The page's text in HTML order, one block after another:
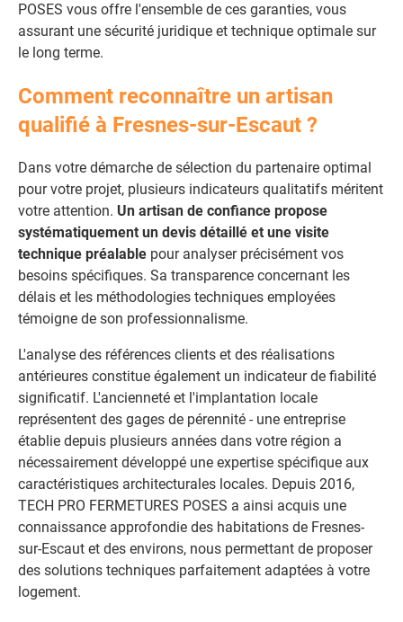
POSES vous offre l'ensemble de ces garanties, vous
assurant une sécurité juridique et technique optimale sur
le long terme.
Comment reconnaître un artisan
qualifié à Fresnes-sur-Escaut ?
Dans votre démarche de sélection du partenaire optimal
pour votre projet, plusieurs indicateurs qualitatifs méritent
votre attention. Un artisan de confiance propose
systématiquement un devis détaillé et une visite
technique préalable pour analyser précisément vos
besoins spécifiques. Sa transparence concernant les
délais et les méthodologies techniques employées
témoigne de son professionnalisme.
L'analyse des références clients et des réalisations
antérieures constitue également un indicateur de fiabilité
significatif. L'ancienneté et l'implantation locale
représentent des gages de pérennité - une entreprise
établie depuis plusieurs années dans votre région a
nécessairement développé une expertise spécifique aux
caractéristiques architecturales locales. Depuis 2016,
TECH PRO FERMETURES POSES a ainsi acquis une
connaissance approfondie des habitations de Fresnes-
sur-Escaut et des environs, nous permettant de proposer
des solutions techniques parfaitement adaptées à votre
logement.